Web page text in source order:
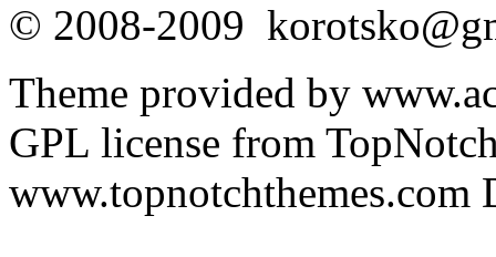
© 2008-2009
Theme provided by
GPL license from
www.topnotchthemes.com